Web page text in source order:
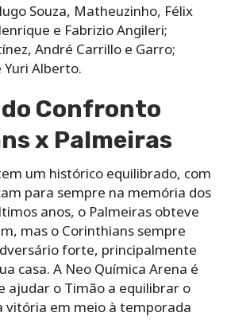
Souza, Matheuzinho, Félix
e Fabrizio Angileri;
André Carrillo e Garro;
Alberto.
Confronto
x Palmeiras
um histórico equilibrado, com
para sempre na memória dos
anos, o Palmeiras obteve
mas o Corinthians sempre
forte, principalmente
casa. A Neo Química Arena é
ajudar o Timão a equilibrar o
vitória em meio à temporada